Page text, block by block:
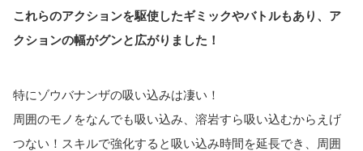
これらのアクションを駆使したギミックやバトルもあり、ア
クションの幅がグンと広がりました！
特にゾウバナンザの吸い込みは凄い！
周囲のモノをなんでも吸い込み、溶岩すら吸い込むからえげ
つない！スキルで強化すると吸い込み時間を延長でき、周囲